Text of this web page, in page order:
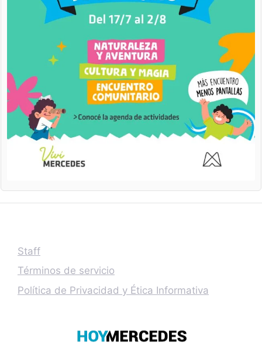
Staff
Términos de servicio
Política de Privacidad y Ética Informativa